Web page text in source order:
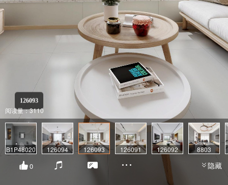
126093
阅读量：3110
B1P48020 126094 126093 126091 126092 8803
0 隐藏